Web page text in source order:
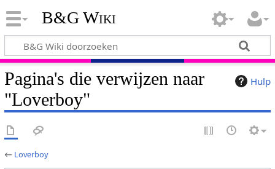
B&G Wiki
Hulp
Pagina's die verwijzen naar
"Loverboy"
← Loverboy